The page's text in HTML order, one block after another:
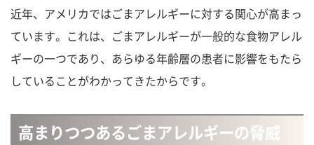
近年、アメリカではごまアレルギーに対する関心が高まっ
ています。これは、ごまアレルギーが一般的な食物アレル
ギーの一つであり、あらゆる年齢層の患者に影響をもたら
していることがわかってきたからです。
高まりつつあるごまアレルギーの脅威